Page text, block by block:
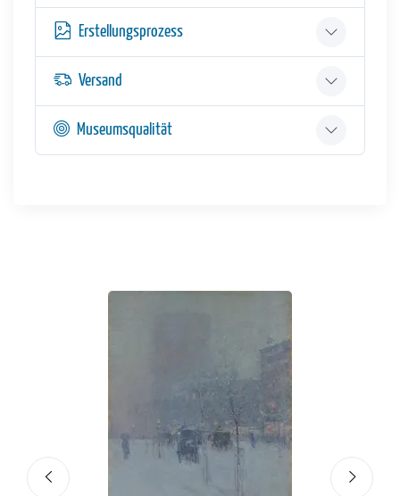
Erstellungsprozess
Versand
Museumsqualität